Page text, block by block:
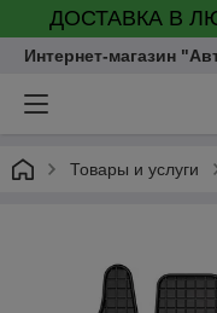
ДОСТАВКА В
Интернет-магазин
Товары и услуги